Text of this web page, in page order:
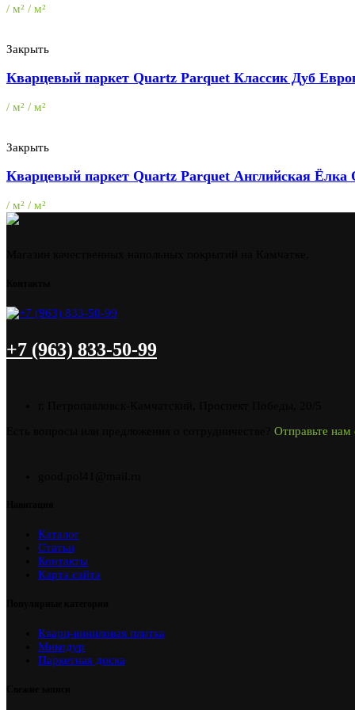
/ м² / м²
Закрыть
Кварцевый паркет Quartz Parquet Классик Дуб
/ м² / м²
Закрыть
Кварцевый паркет Quartz Parquet Английская Ёлка
/ м² / м²
+7 (963) 833-50-99
Отправьте
Каталог
Статьи
Контакты
Карта сайта
Кварц-виниловая плитка
Микодур
Паркетная доска